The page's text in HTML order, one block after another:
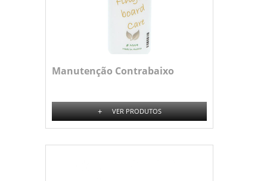
Manutenção Contrabaixo
+ VER PRODUTOS